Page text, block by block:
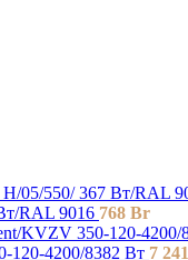
RAL 9016 768 Br
120-4200/8382 Вт 7 241